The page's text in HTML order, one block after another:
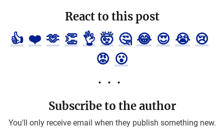
React to this post
👍 ❤️ 🫶 👏 👌 🤯 🤔 😂 😍 😭 😢
😡 😮
Subscribe to the author
You'll only receive email when they publish something new.